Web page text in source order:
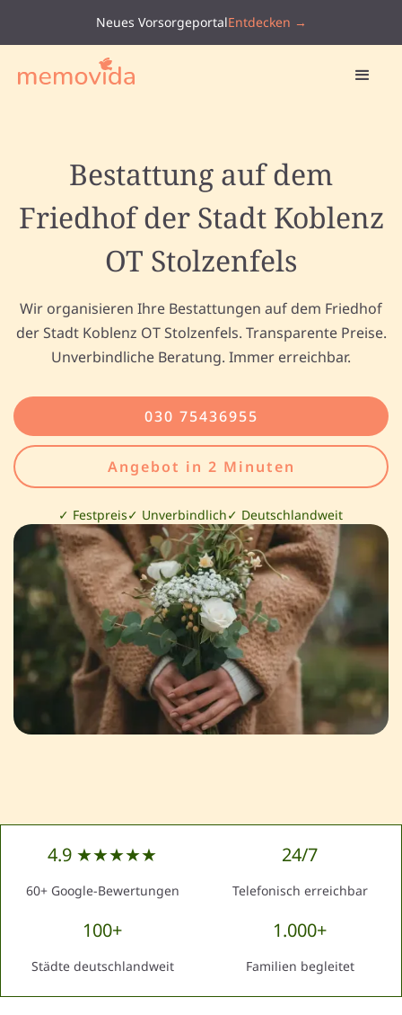
Neues VorsorgeportalEntdecken →
Bestattung auf dem
Friedhof der Stadt Koblenz
OT Stolzenfels
Wir organisieren Ihre Bestattungen auf dem Friedhof
der Stadt Koblenz OT Stolzenfels. Transparente Preise.
Unverbindliche Beratung. Immer erreichbar.
030 75436955
Angebot in 2 Minuten
✓ Festpreis✓ Unverbindlich✓ Deutschlandweit
4.9 ★★★★★
60+ Google-Bewertungen
24/7
Telefonisch erreichbar
100+
Städte deutschlandweit
1.000+
Familien begleitet